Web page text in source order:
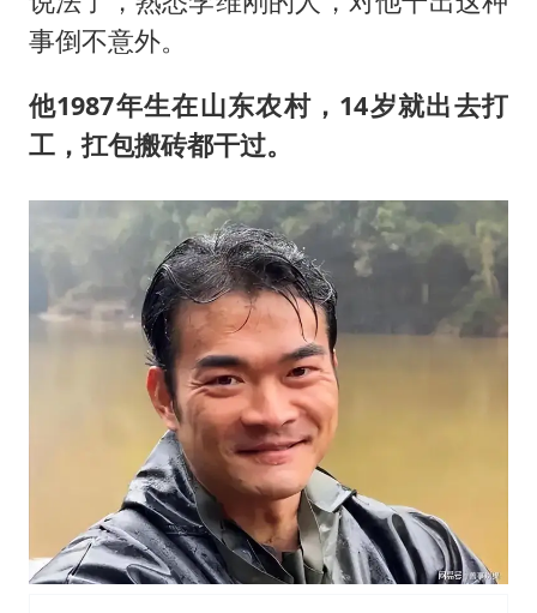
事倒不意外。
他1987年生在山东农村，14岁就出去打
工，扛包搬砖都干过。